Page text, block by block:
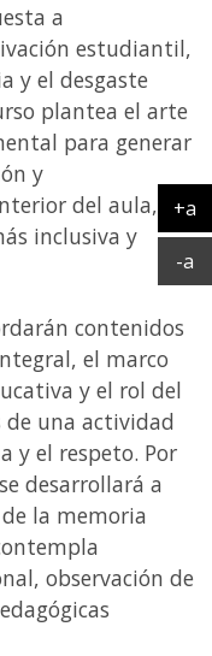
a
estudiantil,
y el desgaste
plantea el arte
para generar
y
del aula,
inclusiva y
contenidos
el marco
y el rol del
de una actividad
y el respeto. Por
desarrollará a
la memoria
observación de
+a
-a